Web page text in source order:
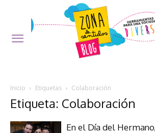
Inicio Etiquetas Colaboración
Etiqueta: Colaboración
En el Día del